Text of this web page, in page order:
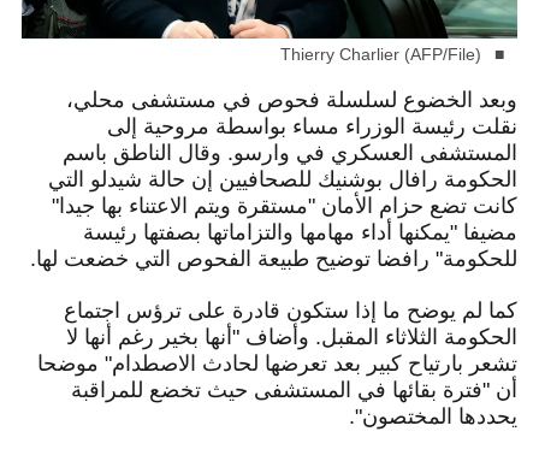
Thierry Charlier (AFP/File)
وبعد الخضوع لسلسلة فحوص في مستشفى محلي،
نقلت رئيسة الوزراء مساء بواسطة مروحية إلى
المستشفى العسكري في وارسو. وقال الناطق باسم
الحكومة رافال بوشنيك للصحافيين إن حالة شيدلو التي
كانت تضع حزام الأمان "مستقرة ويتم الاعتناء بها جيدا"
مضيفا "يمكنها أداء مهامها والتزاماتها بصفتها رئيسة
للحكومة" رافضا توضيح طبيعة الفحوص التي خضعت لها.
كما لم يوضح ما إذا ستكون قادرة على ترؤس اجتماع
الحكومة الثلاثاء المقبل. وأضاف "أنها بخير رغم أنها لا
تشعر بارتياح كبير بعد تعرضها لحادث الاصطدام" موضحا
أن "فترة بقائها في المستشفى حيث تخضع للمراقبة
يحددها المختصون".